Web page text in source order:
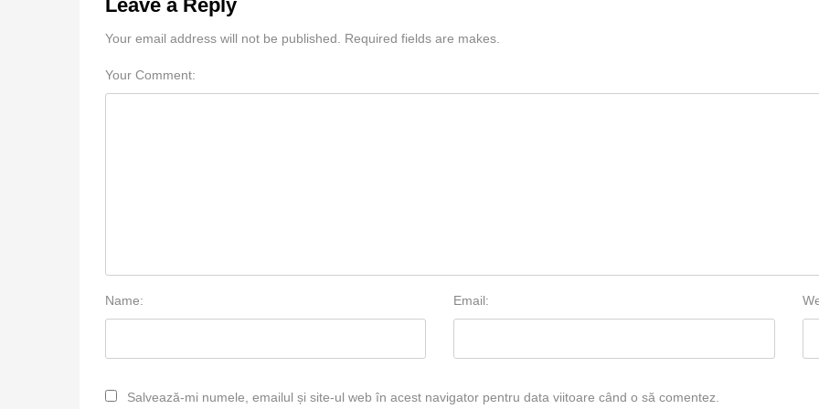
Leave a Reply
Your email address will not be published. Required fields are makes.
Your Comment:
Name: Email:
Salvează-mi numele, emailul și site-ul web în acest navigator pentru data viitoare când o să comentez.